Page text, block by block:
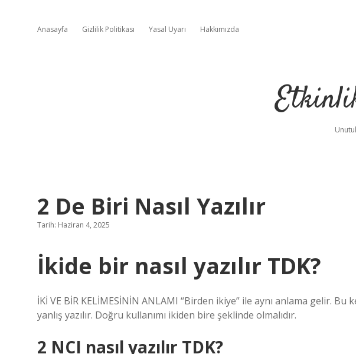
Anasayfa Gizlilik Politikası Yasal Uyarı Hakkımızda
2 De Biri Nasıl Yazılır
Tarih: Haziran 4, 2025
İkide bir nasıl yazılır TDK?
İKİ VE BİR KELİMESİNİN ANLAMI “Birden ikiye” ile aynı anlama gelir. Bu
yanlış yazılır. Doğru kullanımı ikiden bire şeklinde olmalıdır.
2 NCI nasıl yazılır TDK?